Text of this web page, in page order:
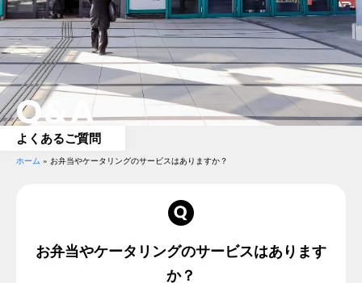
Q&A
よくあるご質問
ホーム » お弁当やケータリングのサービスはありますか？
お弁当やケータリングのサービスはあります
か？